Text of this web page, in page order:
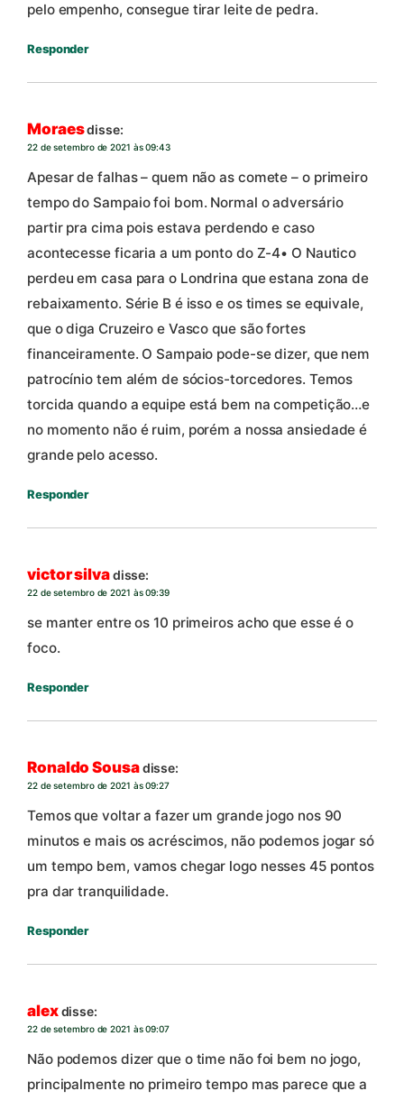
pelo empenho, consegue tirar leite de pedra.
Responder
Moraesdisse:
22 de setembro de 2021 às 09:43
Apesar de falhas – quem não as comete – o primeiro
tempo do Sampaio foi bom. Normal o adversário
partir pra cima pois estava perdendo e caso
acontecesse ficaria a um ponto do Z-4• O Nautico
perdeu em casa para o Londrina que estana zona de
rebaixamento. Série B é isso e os times se equivale,
que o diga Cruzeiro e Vasco que são fortes
financeiramente. O Sampaio pode-se dizer, que nem
patrocínio tem além de sócios-torcedores. Temos
torcida quando a equipe está bem na competição…e
no momento não é ruim, porém a nossa ansiedade é
grande pelo acesso.
Responder
victor silvadisse:
22 de setembro de 2021 às 09:39
se manter entre os 10 primeiros acho que esse é o
foco.
Responder
Ronaldo Sousadisse:
22 de setembro de 2021 às 09:27
Temos que voltar a fazer um grande jogo nos 90
minutos e mais os acréscimos, não podemos jogar só
um tempo bem, vamos chegar logo nesses 45 pontos
pra dar tranquilidade.
Responder
alexdisse:
22 de setembro de 2021 às 09:07
Não podemos dizer que o time não foi bem no jogo,
principalmente no primeiro tempo mas parece que a